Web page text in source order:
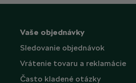
Vaše objednávky
Sledovanie objednávok
Vrátenie tovaru a reklamácie
Často kladené otázky